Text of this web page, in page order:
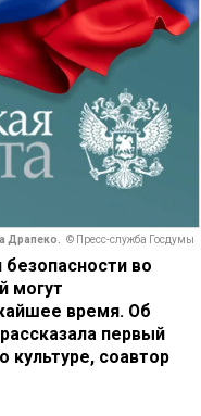
Драпеко. © Пресс-служба Госдумы
во
могут
время. Об
первый
культуре, соавтор